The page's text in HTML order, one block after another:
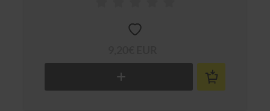
VACUOMÈTRE PM FF1/4. JUSQU'À